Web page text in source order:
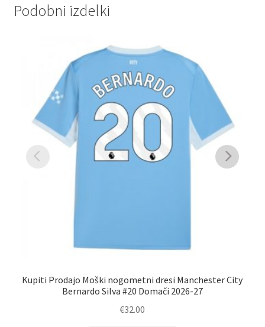
Podobni izdelki
Kupiti Prodajo Moški nogometni dresi Manchester City
Bernardo Silva #20 Domači 2026-27
€32.00